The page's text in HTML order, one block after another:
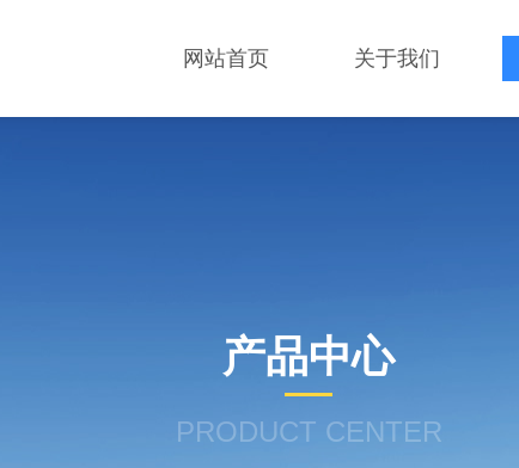
网站首页 关于我们
产品中心
PRODUCT CENTER